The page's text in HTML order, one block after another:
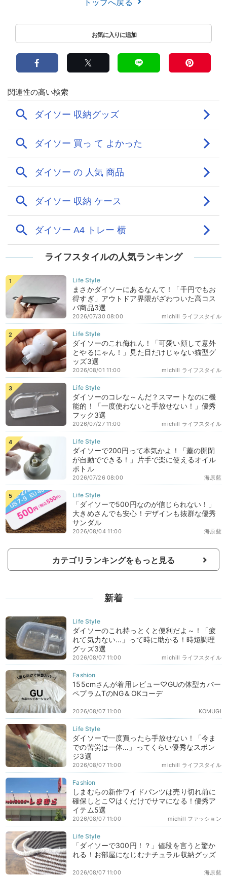
トップへ戻る
ライフスタイルの人気ランキング
まさかダイソーにあるなんて！「千円でもお
得すぎ」アウトドア界隈がざわついた高コス
パ商品3選
michill ライフスタイル
2026/07/30 08:00
ダイソーのこれ侮れん！「可愛い顔して意外
とやるにゃん！」見た目だけじゃない猫型グ
ッズ3選
michill ライフスタイル
2026/08/01 11:00
ダイソーのコレな～んだ？スマートなのに機
能的！「一度使わないと手放せない！」優秀
フック3選
michill ライフスタイル
2026/07/27 11:00
ダイソーで200円って本気かよ！「蓋の開閉
が自動でできる！」片手で楽に使えるオイル
ボトル
海原藍
2026/07/26 08:00
「ダイソーで500円なのが信じられない！」
大きめさんでも安心！デザインも抜群な優秀
サンダル
海原藍
2026/08/04 11:00
カテゴリランキングをもっと見る
新着
ダイソーのこれ持っとくと便利だよ～！「疲
れて気力ない…」って時に助かる！時短調理
グッズ3選
michill ライフスタイル
2026/08/07 11:00
155cmさんが着用レビュー♡GUの体型カバー
ペプラムTのNG＆OKコーデ
KOMUGI
2026/08/07 11:00
ダイソーで一度買ったら手放せない！「今ま
での苦労は一体…」ってくらい優秀なスポン
ジ3選
michill ライフスタイル
2026/08/07 11:00
しまむらの新作ワイドパンツは売り切れ前に
確保しとこ♡はくだけでサマになる！優秀ア
イテム5選
michill ファッション
2026/08/07 11:00
「ダイソーで300円！？」値段を言うと驚か
れる！お部屋になじむナチュラル収納グッズ
海原藍
2026/08/07 11:00